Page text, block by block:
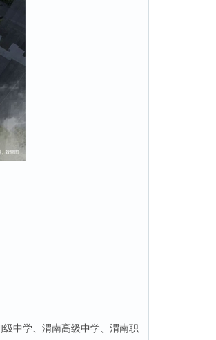
级中学、渭南高级中学、渭南职